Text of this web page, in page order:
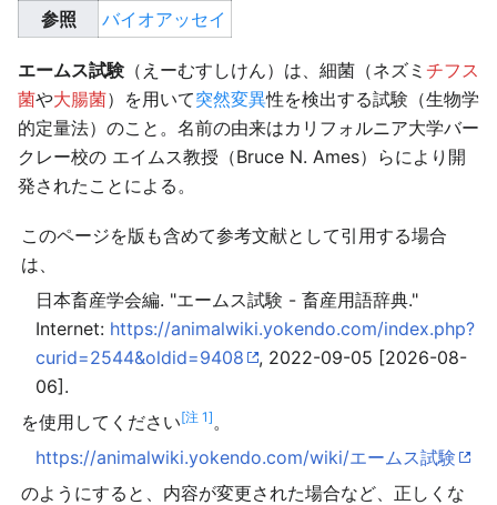
参照 バイオアッセイ
エームス試験 （えーむすしけん）は、細菌（ネズミ チフス
菌や大腸菌）を用いて突然変異性を検出する試験（生物学
的定量法）のこと。名前の由来はカリフォルニア大学バー
クレー校の エイムス教授（Bruce N. Ames）らにより開
発されたことによる。
このページを版も含めて参考文献として引用する場合
は、
日本畜産学会編. "エームス試験 - 畜産用語辞典."
Internet: https://animalwiki.yokendo.com/index.php?
curid=2544&oldid=9408
, 2022-09-05 [2026-08-
06].
を使用してください[注 1]。
https://animalwiki.yokendo.com/wiki/エームス試験
のようにすると、内容が変更された場合など、正しくな